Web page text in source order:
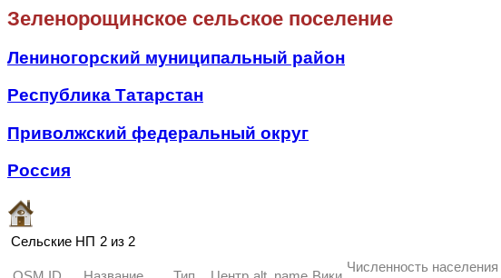
Зеленорощинское сельское поселение
Лениногорский муниципальный район
Республика Татарстан
Приволжский федеральный округ
Россия
Сельские НП 2 из 2
Численность населения